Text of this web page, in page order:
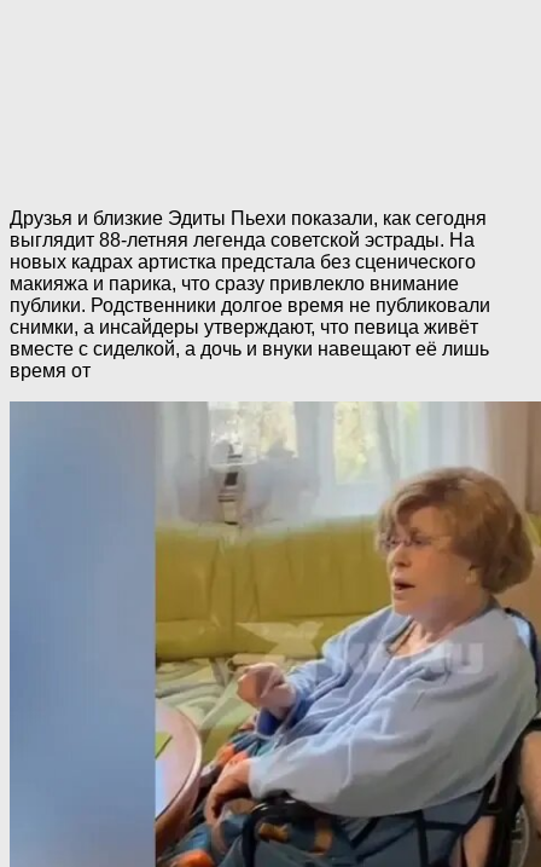
Друзья и близкие Эдиты Пьехи показали, как сегодня
выглядит 88-летняя легенда советской эстрады. На
новых кадрах артистка предстала без сценического
макияжа и парика, что сразу привлекло внимание
публики. Родственники долгое время не публиковали
снимки, а инсайдеры утверждают, что певица живёт
вместе с сиделкой, а дочь и внуки навещают её лишь
время от